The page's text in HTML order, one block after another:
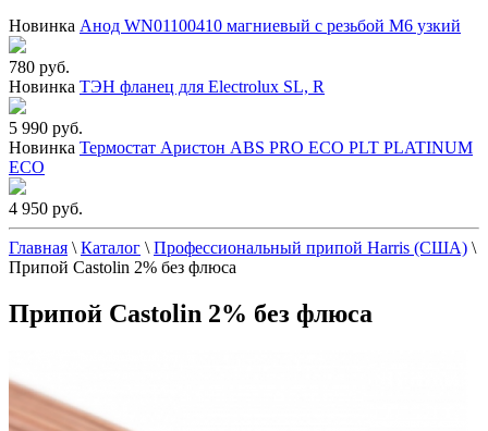
Новинка Анод WN01100410 магниевый с резьбой М6 узкий
780 руб.
Новинка ТЭН фланец для Electrolux SL, R
5 990 руб.
Новинка Термостат Аристон ABS PRO ECO PLT PLATINUM
ECO
4 950 руб.
Главная \ Каталог \ Профессиональный припой Harris (США) \
Припой Castolin 2% без флюса
Припой Castolin 2% без флюса